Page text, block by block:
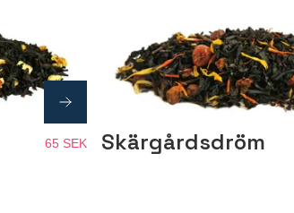
65 SEK Skärgårdsdröm